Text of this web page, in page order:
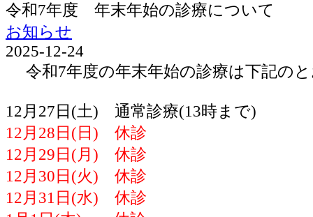
令和7年度 年末年始の診療について
お知らせ
2025-12-24
令和7年度の年末年始の診療は下記の
12月27日(土) 通常診療(13時まで)
12月28日(日) 休診
12月29日(月) 休診
12月30日(火) 休診
12月31日(水) 休診